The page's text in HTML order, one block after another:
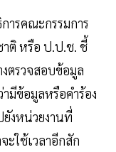
ารคณะกรรมการ
ติ หรือ ป.ป.ช. ชี้
ตรวจสอบข้อมูล
มีข้อมูลหรือคำร้อง
งหน่วยงานที่
ะใช้เวลาอีกสัก